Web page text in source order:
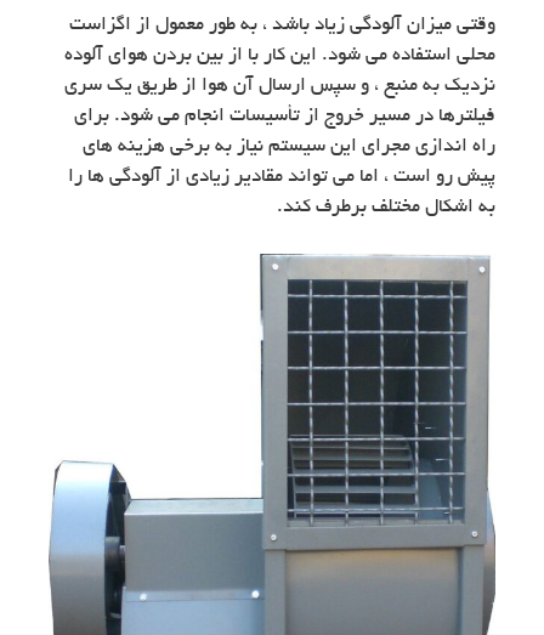
وقتی میزان آلودگی زیاد باشد ، به طور معمول از اگزاست
محلی استفاده می شود. این کار با از بین بردن هوای آلوده
نزدیک به منبع ، و سپس ارسال آن هوا از طریق یک سری
فیلترها در مسیر خروج از تأسیسات انجام می شود. برای
راه اندازی مجرای این سیستم نیاز به برخی هزینه های
پیش رو است ، اما می تواند مقادیر زیادی از آلودگی ها را
به اشکال مختلف برطرف کند.